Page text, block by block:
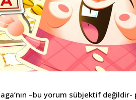
–bu yorum sübjektif